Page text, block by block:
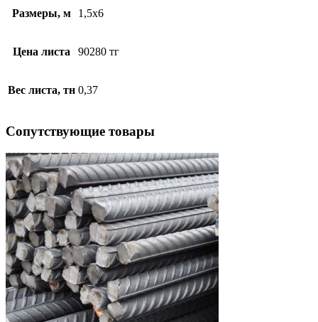
Размеры, м 1,5х6
Цена листа 90280 тг
Вес листа, тн 0,37
Cопутствующие товары